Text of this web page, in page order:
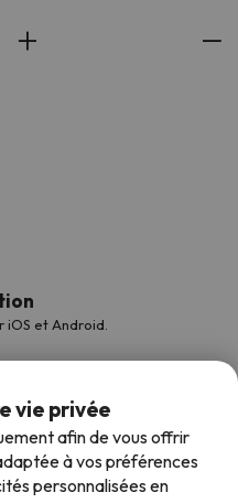
iOS et Android.
vie privée
afin de vous offrir
à vos préférences
personnalisées en